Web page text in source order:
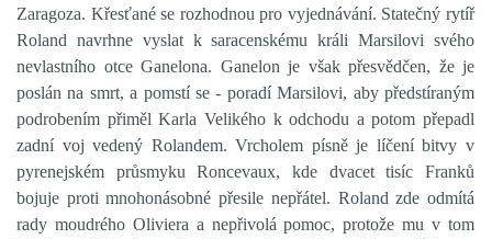
Zaragoza. Křesťané se rozhodnou pro vyjednávání. Statečný rytíř
Roland navrhne vyslat k saracenskému králi Marsilovi svého
nevlastního otce Ganelona. Ganelon je však přesvědčen, že je
poslán na smrt, a pomstí se - poradí Marsilovi, aby předstíraným
podrobením přiměl Karla Velikého k odchodu a potom přepadl
zadní voj vedený Rolandem. Vrcholem písně je líčení bitvy v
pyrenejském průsmyku Roncevaux, kde dvacet tisíc Franků
bojuje proti mnohonásobné přesile nepřátel. Roland zde odmítá
rady moudrého Oliviera a nepřivolá pomoc, protože mu v tom